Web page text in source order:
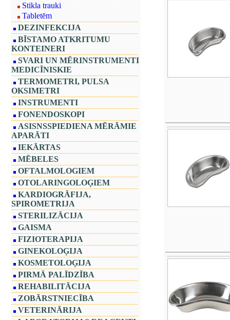
Stikla trauki
Tabletēm
DEZINFEKCIJA
BĪSTAMO ATKRITUMU
KONTEINERI
SVARI UN MĒRINSTRUMENTI
MEDICĪNISKIE
TERMOMETRI, PULSA
OKSIMETRI
INSTRUMENTI
FONENDOSKOPI
ASISNSSPIEDIENA MĒRĀMIE
APARĀTI
IEKĀRTAS
MĒBELES
OFTALMOLOGIEM
OTOLARINGOLOĢIEM
KARDIOGRĀFIJA,
SPIROMETRIJA
STERILIZĀCIJA
GAISMA
FIZIOTERAPIJA
GINEKOLOĢIJA
KOSMETOLOĢIJA
PIRMĀ PALĪDZĪBA
REHABILITĀCIJA
ZOBĀRSTNIECĪBA
VETERINĀRIJA